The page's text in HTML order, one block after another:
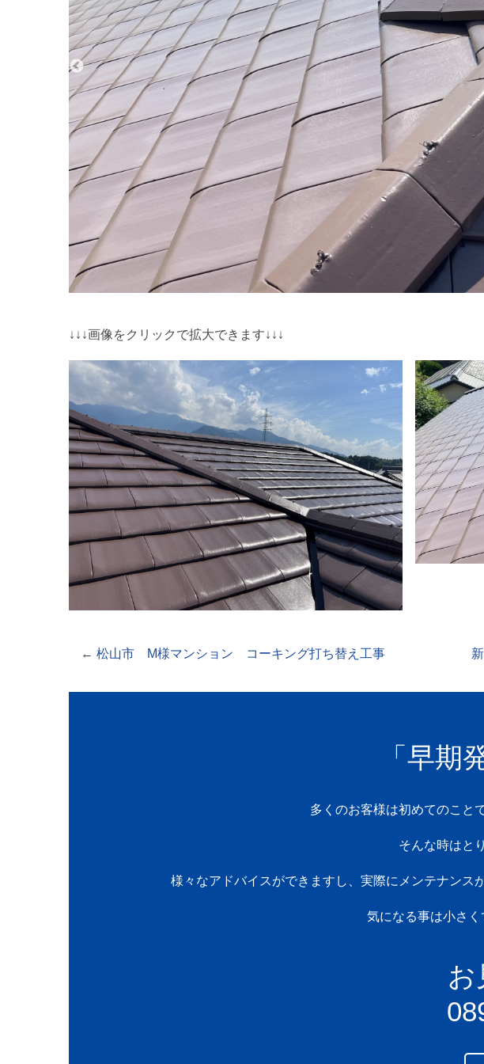
↓↓↓画像をクリックで拡大できます↓↓↓
← 松山市 M様マンション コーキング打ち替え工事
「早期
多くのお客様は初めてのこと
そんな時はと
様々なアドバイスができますし、実際にメンテナンス
気になる事は小さく
お